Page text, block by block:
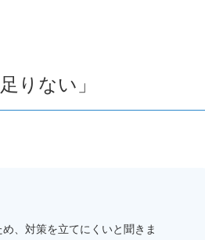
りない」
、対策を立てにくいと聞きま